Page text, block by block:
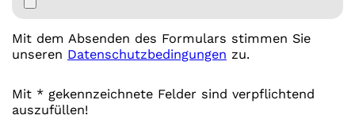
Mit dem Absenden des Formulars stimmen Sie
unseren Datenschutzbedingungen zu.
Mit * gekennzeichnete Felder sind verpflichtend
auszufüllen!